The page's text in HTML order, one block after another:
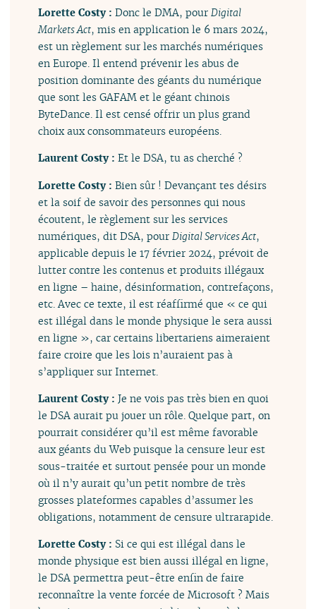
Lorette Costy :Donc le DMA, pour Digital
Markets Act, mis en application le 6 mars 2024,
est un règlement sur les marchés numériques
en Europe. Il entend prévenir les abus de
position dominante des géants du numérique
que sont les GAFAM et le géant chinois
ByteDance. Il est censé offrir un plus grand
choix aux consommateurs européens.
Laurent Costy :Et le DSA, tu as cherché ?
Lorette Costy :Bien sûr ! Devançant tes désirs
et la soif de savoir des personnes qui nous
écoutent, le règlement sur les services
numériques, dit DSA, pour Digital Services Act,
applicable depuis le 17 février 2024, prévoit de
lutter contre les contenus et produits illégaux
en ligne – haine, désinformation, contrefaçons,
etc. Avec ce texte, il est réaffirmé que « ce qui
est illégal dans le monde physique le sera aussi
en ligne », car certains libertariens aimeraient
faire croire que les lois n’auraient pas à
s’appliquer sur Internet.
Laurent Costy :Je ne vois pas très bien en quoi
le DSA aurait pu jouer un rôle. Quelque part, on
pourrait considérer qu’il est même favorable
aux géants du Web puisque la censure leur est
sous-traitée et surtout pensée pour un monde
où il n’y aurait qu’un petit nombre de très
grosses plateformes capables d’assumer les
obligations, notamment de censure ultrarapide.
Lorette Costy : Si ce qui est illégal dans le
monde physique est bien aussi illégal en ligne,
le DSA permettra peut-être enfin de faire
reconnaître la vente forcée de Microsoft ? Mais